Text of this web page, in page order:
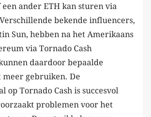
ander ETH kan sturen via
bekende influencers,
Sun, hebben na het Amerikaans
via Tornado Cash
daardoor bepaalde
gebruiken. De
op Tornado Cash is succesvol
problemen voor het